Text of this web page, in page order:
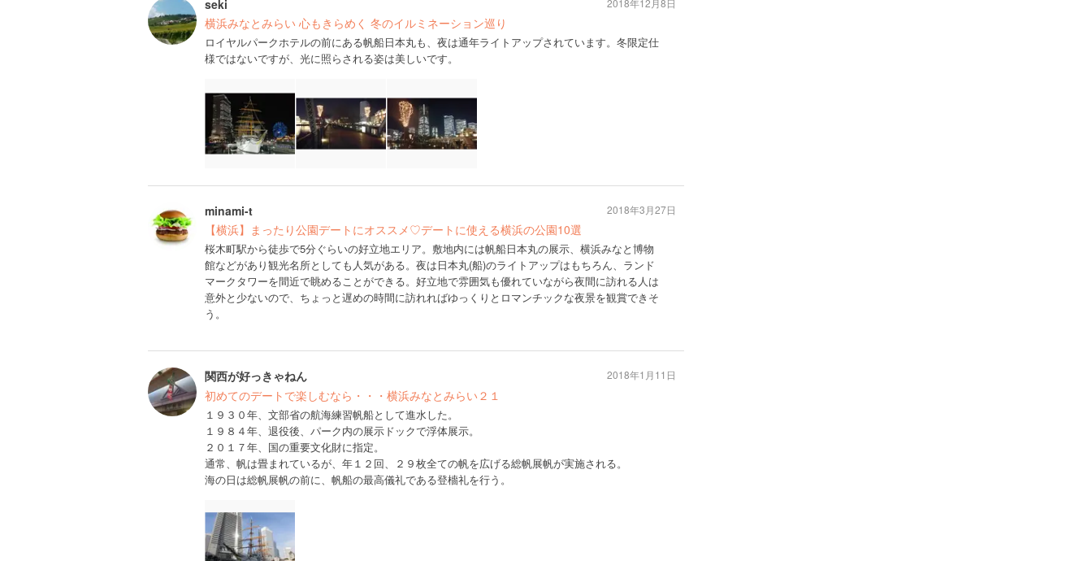
seki
横浜みなとみらい 心もきらめく 冬のイルミネーション巡り
ロイヤルパークホテルの前にある帆船日本丸も、夜は通年ライトアップされています。冬限定仕
様ではないですが、光に照らされる姿は美しいです。
2018年12月8日
minami-t
【横浜】まったり公園デートにオススメ♡デートに使える横浜の公園10選
桜木町駅から徒歩で5分ぐらいの好立地エリア。敷地内には帆船日本丸の展示、横浜みなと博物
館などがあり観光名所としても人気がある。夜は日本丸(船)のライトアップはもちろん、ランド
マークタワーを間近で眺めることができる。好立地で雰囲気も優れていながら夜間に訪れる人は
意外と少ないので、ちょっと遅めの時間に訪れればゆっくりとロマンチックな夜景を観賞できそ
う。
2018年3月27日
関西が好っきゃねん
初めてのデートで楽しむなら・・・横浜みなとみらい２１
１９３０年、文部省の航海練習帆船として進水した。
１９８４年、退役後、パーク内の展示ドックで浮体展示。
２０１７年、国の重要文化財に指定。
通常、帆は畳まれているが、年１２回、２９枚全ての帆を広げる総帆展帆が実施される。
海の日は総帆展帆の前に、帆船の最高儀礼である登檣礼を行う。
2018年1月11日